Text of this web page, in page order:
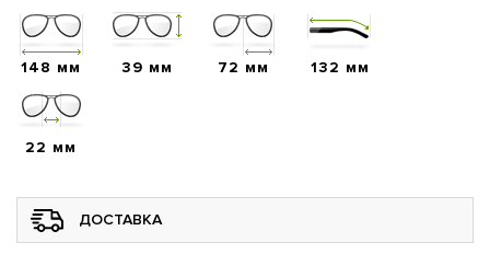
148 мм 39 мм 72 мм 132 мм
22 мм
ДОСТАВКА